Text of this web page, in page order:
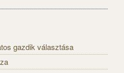
gazdik választása